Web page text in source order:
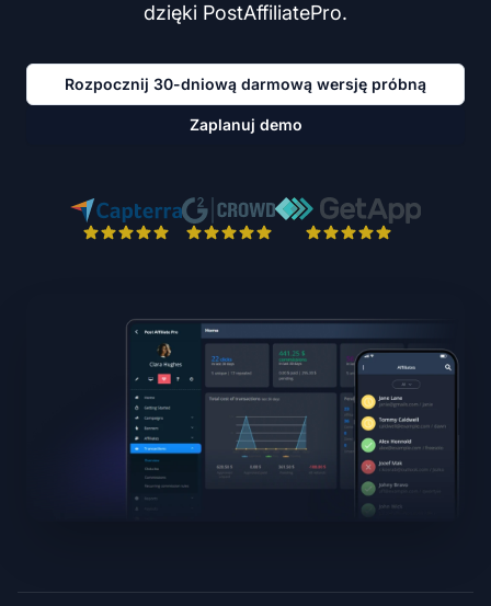
dzięki PostAffiliatePro.
Rozpocznij 30-dniową darmową wersję próbną
Zaplanuj demo